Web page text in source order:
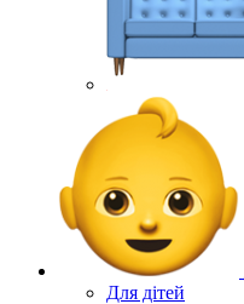
Для дітей